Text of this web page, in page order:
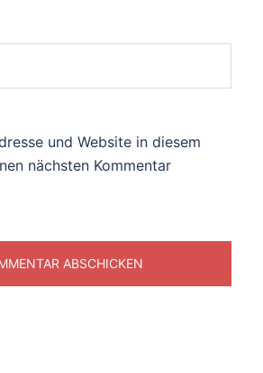
und Website in diesem
nächsten Kommentar